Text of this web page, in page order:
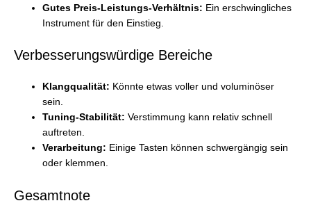
Gutes Preis-Leistungs-Verhältnis: Ein erschwingliches
Instrument für den Einstieg.
Verbesserungswürdige Bereiche
Klangqualität: Könnte etwas voller und voluminöser
sein.
Tuning-Stabilität: Verstimmung kann relativ schnell
auftreten.
Verarbeitung: Einige Tasten können schwergängig sein
oder klemmen.
Gesamtnote